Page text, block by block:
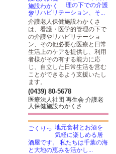
理の下での介護
やリハビリテーション、そ...
介護老人保健施設わかくさ
は、看護・医学的管理の下で
の介護やリハビリテーショ
ン、その他必要な医療と日常
生活上のケアを提供し、利用
者様がその有する能力に応
じ、自立した日常生活を営む
ことができるよう支援いたし
ます。
(0439) 80-5678
医療法人社団 再生会 介護老
人保健施設わかくさ
地元食材とお酒を
気軽に楽しめる居
酒屋です。 私たちは千葉の海
と大地の恵みを活かし...